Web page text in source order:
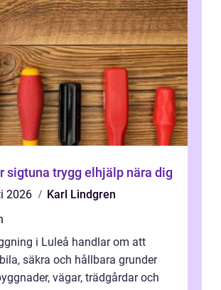
Elektriker sigtuna trygg elhjälp nära dig
2026
Karl Lindgren
i Luleå handlar om att
säkra och hållbara grunder
vägar, trädgårdar och